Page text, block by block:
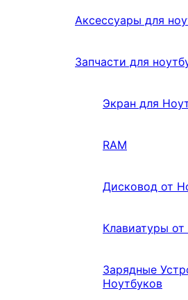
Аксессуары для
Запчасти для
Экран для
RAM
Дисковод от
Клавиатуры
Зарядные
Ноутбуков